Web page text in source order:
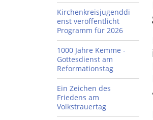
Kirchenkreisjugenddi
enst veröffentlicht
Programm für 2026
1000 Jahre Kemme -
Gottesdienst am
Reformationstag
Ein Zeichen des
Friedens am
Volkstrauertag